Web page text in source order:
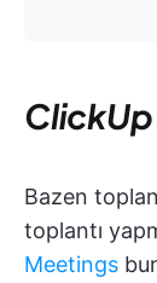
ClickUp
Bazen
toplantı
Meetings